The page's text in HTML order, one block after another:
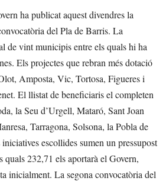
ha publicat aquest divendres la
del Pla de Barris. La
de vint municipis entre els quals hi ha
Els projectes que rebran més dotació
Amposta, Vic, Tortosa, Figueres i
El llistat de beneficiaris el completen
la Seu d’Urgell, Mataró, Sant Joan
Tarragona, Solsona, la Pobla de
escollides sumen un pressupost
232,71 els aportarà el Govern,
inicialment. La segona convocatòria del